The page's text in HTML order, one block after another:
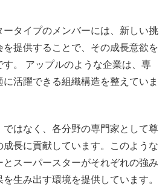
タイプのメンバーには、新しい挑
提供することで、その成長意欲を
。 アップルのような企業は、専
活躍できる組織構造を整えていま
はなく、各分野の専門家として尊
長に貢献しています。このような
スーパースターがそれぞれの強み
生み出す環境を提供しています。